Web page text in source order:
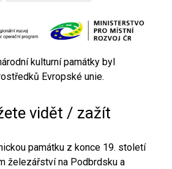
kulturní památky byl
Evropské unie.
vidět / zažít
památku z konce 19. století
železářství na Podbrdsku a